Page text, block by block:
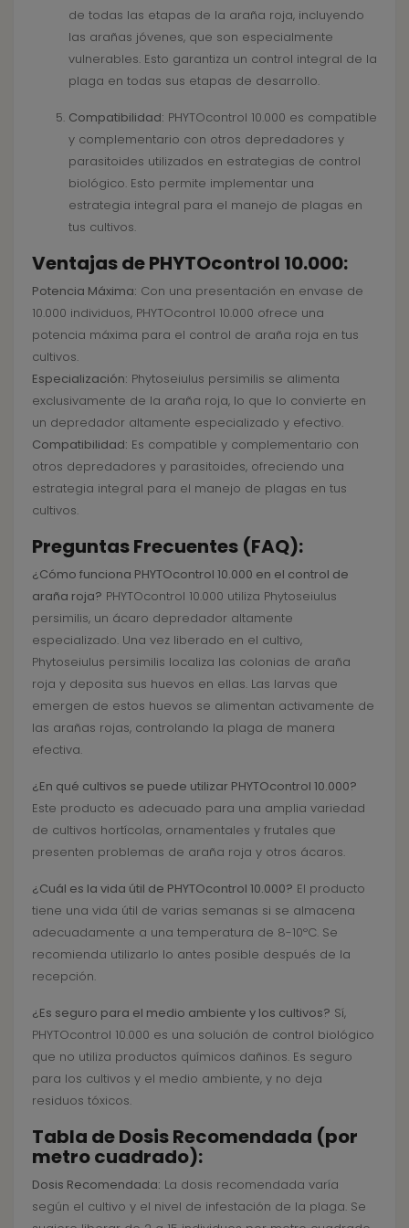
de todas las etapas de la araña roja, incluyendo
las arañas jóvenes, que son especialmente
vulnerables. Esto garantiza un control integral de la
plaga en todas sus etapas de desarrollo.
Compatibilidad: PHYTOcontrol 10.000 es compatible
y complementario con otros depredadores y
parasitoides utilizados en estrategias de control
biológico. Esto permite implementar una
estrategia integral para el manejo de plagas en
tus cultivos.
Ventajas de PHYTOcontrol 10.000:
Potencia Máxima: Con una presentación en envase de
10.000 individuos, PHYTOcontrol 10.000 ofrece una
potencia máxima para el control de araña roja en tus
cultivos.
Especialización: Phytoseiulus persimilis se alimenta
exclusivamente de la araña roja, lo que lo convierte en
un depredador altamente especializado y efectivo.
Compatibilidad: Es compatible y complementario con
otros depredadores y parasitoides, ofreciendo una
estrategia integral para el manejo de plagas en tus
cultivos.
Preguntas Frecuentes (FAQ):
¿Cómo funciona PHYTOcontrol 10.000 en el control de
araña roja? PHYTOcontrol 10.000 utiliza Phytoseiulus
persimilis, un ácaro depredador altamente
especializado. Una vez liberado en el cultivo,
Phytoseiulus persimilis localiza las colonias de araña
roja y deposita sus huevos en ellas. Las larvas que
emergen de estos huevos se alimentan activamente de
las arañas rojas, controlando la plaga de manera
efectiva.
¿En qué cultivos se puede utilizar PHYTOcontrol 10.000?
Este producto es adecuado para una amplia variedad
de cultivos hortícolas, ornamentales y frutales que
presenten problemas de araña roja y otros ácaros.
¿Cuál es la vida útil de PHYTOcontrol 10.000? El producto
tiene una vida útil de varias semanas si se almacena
adecuadamente a una temperatura de 8-10ºC. Se
recomienda utilizarlo lo antes posible después de la
recepción.
¿Es seguro para el medio ambiente y los cultivos? Sí,
PHYTOcontrol 10.000 es una solución de control biológico
que no utiliza productos químicos dañinos. Es seguro
para los cultivos y el medio ambiente, y no deja
residuos tóxicos.
Tabla de Dosis Recomendada (por
metro cuadrado):
Dosis Recomendada: La dosis recomendada varía
según el cultivo y el nivel de infestación de la plaga. Se